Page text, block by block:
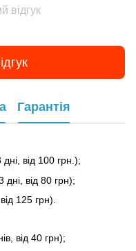
відгук
Гарантія
від 100 грн.);
від 80 грн);
125 грн).
від 40 грн);